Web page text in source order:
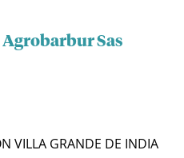
Sas
VILLA GRANDE DE INDIA